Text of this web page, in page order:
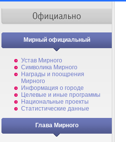
Мирный официальный
Устав Мирного
Символика Мирного
Награды и поощрения
Мирного
Информация о городе
Целевые и иные программы
Национальные проекты
Статистические данные
Глава Мирного